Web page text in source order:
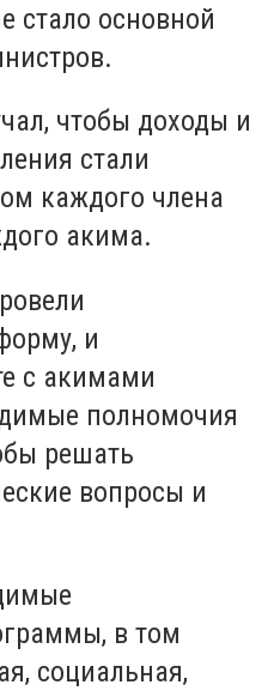
стало основной
чтобы доходы и
стали
каждого члена
акима.
и
с акимами
полномочия
решать
вопросы и
в том
социальная,